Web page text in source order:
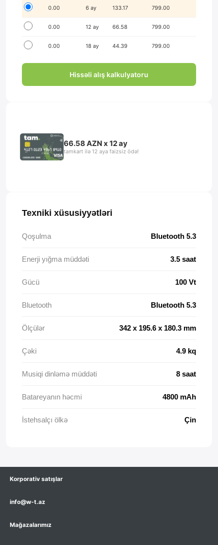
0.00 6 ay 133.17 799.00
0.00 12 ay 66.58 799.00
0.00 18 ay 44.39 799.00
Hissəli alış kalkulyatoru
66.58 AZN x 12 ay
tamkart ilə 12 aya faizsiz ödə!
Texniki xüsusiyyətləri
Qoşulma Bluetooth 5.3
Enerji yığma müddəti 3.5 saat
Gücü 100 Vt
Bluetooth Bluetooth 5.3
Ölçülər 342 x 195.6 x 180.3 mm
Çəki 4.9 kq
Musiqi dinləmə müddəti 8 saat
Batareyanın həcmi 4800 mAh
İstehsalçı ölkə Çin
Korporativ satışlar
info@w-t.az
Mağazalarımız